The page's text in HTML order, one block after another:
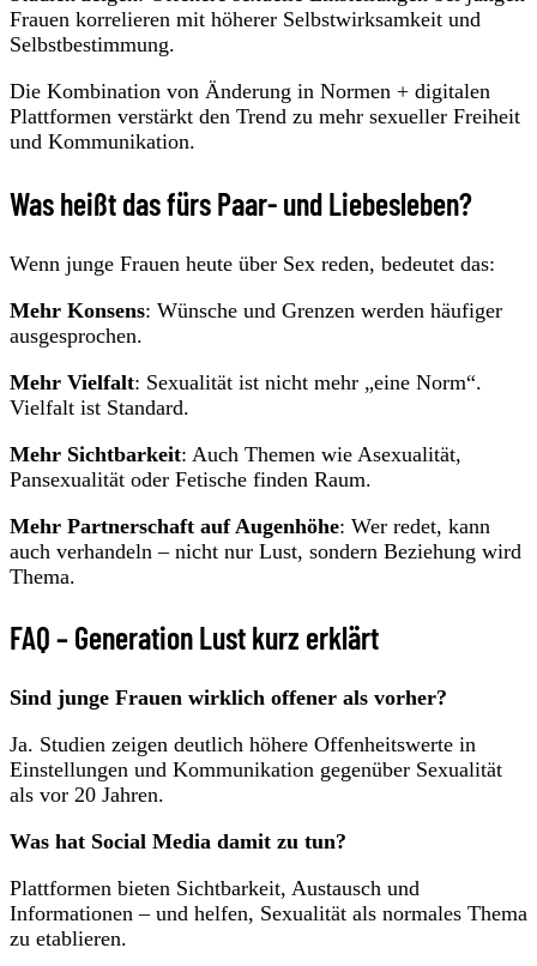
Frauen korrelieren mit höherer Selbstwirksamkeit und
Selbstbestimmung.
Die Kombination von Änderung in Normen + digitalen
Plattformen verstärkt den Trend zu mehr sexueller Freiheit
und Kommunikation.
Was heißt das fürs Paar- und Liebesleben?
Wenn junge Frauen heute über Sex reden, bedeutet das:
Mehr Konsens: Wünsche und Grenzen werden häufiger
ausgesprochen.
Mehr Vielfalt: Sexualität ist nicht mehr „eine Norm“.
Vielfalt ist Standard.
Mehr Sichtbarkeit: Auch Themen wie Asexualität,
Pansexualität oder Fetische finden Raum.
Mehr Partnerschaft auf Augenhöhe: Wer redet, kann
auch verhandeln – nicht nur Lust, sondern Beziehung wird
Thema.
FAQ – Generation Lust kurz erklärt
Sind junge Frauen wirklich offener als vorher?
Ja. Studien zeigen deutlich höhere Offenheitswerte in
Einstellungen und Kommunikation gegenüber Sexualität
als vor 20 Jahren.
Was hat Social Media damit zu tun?
Plattformen bieten Sichtbarkeit, Austausch und
Informationen – und helfen, Sexualität als normales Thema
zu etablieren.